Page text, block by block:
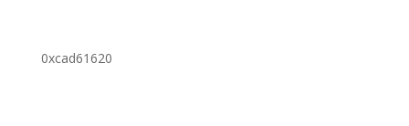
0xcad61620